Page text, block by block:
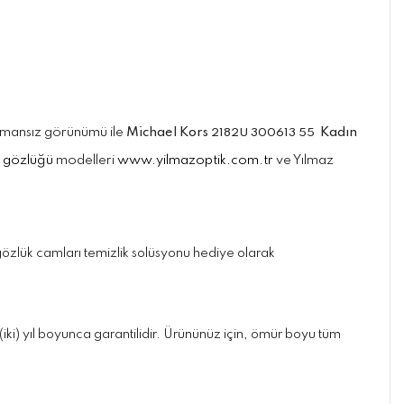
görünümü ile Michael Kors 2182U 300613 55 Kadın
gözlüğü modelleri www.yilmazoptik.com.tr ve Yılmaz
camları temizlik solüsyonu hediye olarak
yıl boyunca garantilidir. Ürününüz için, ömür boyu tüm